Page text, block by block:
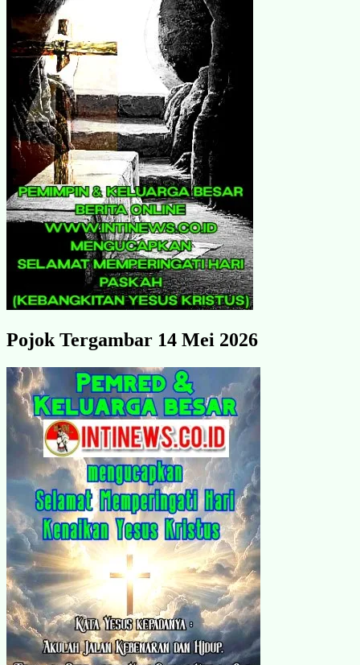
Pojok Tergambar 14 Mei 2026